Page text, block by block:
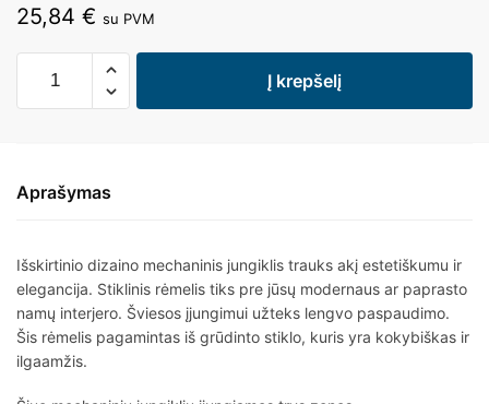
25,84 € su PVM
Į krepšelį
Aprašymas
Išskirtinio dizaino mechaninis jungiklis trauks akį estetiškumu ir
elegancija. Stiklinis rėmelis tiks pre jūsų modernaus ar paprasto
namų interjero. Šviesos įjungimui užteks lengvo paspaudimo.
Šis rėmelis pagamintas iš grūdinto stiklo, kuris yra kokybiškas ir
ilgaamžis.